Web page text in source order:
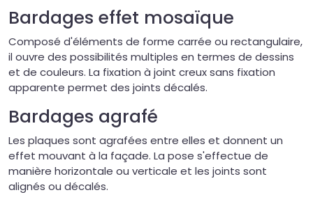
Bardages effet mosaïque
Composé d'éléments de forme carrée ou rectangulaire,
il ouvre des possibilités multiples en termes de dessins
et de couleurs. La fixation à joint creux sans fixation
apparente permet des joints décalés.
Bardages agrafé
Les plaques sont agrafées entre elles et donnent un
effet mouvant à la façade. La pose s'effectue de
manière horizontale ou verticale et les joints sont
alignés ou décalés.